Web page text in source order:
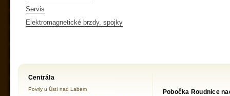
Servis
Elektromagnetické brzdy, spojky
Centrála
Povrly u Ústí nad Labem
Pobočka Roudnice